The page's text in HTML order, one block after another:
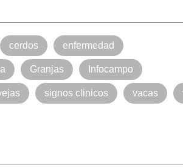
cerdos enfermedad
Granjas Infocampo
signos clinicos vacas